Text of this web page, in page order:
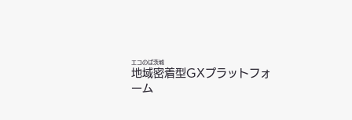
エコのば茨城
地域密着型GXプラットフォ
ーム